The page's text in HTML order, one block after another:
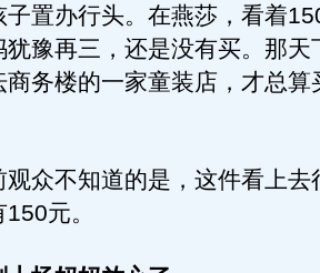
子置办行头。在燕莎，看着
犹豫再三，还是没有买。那天
商务楼的一家童装店，才总算
不知道的是，这件看上去
元。